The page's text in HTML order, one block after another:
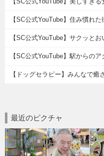
【SC公式YouTube】住み慣れ
【SC公式YouTube】サクッと
【SC公式YouTube】駅からの
【ドッグセラピー】みんなで癒
最近のピクチャ